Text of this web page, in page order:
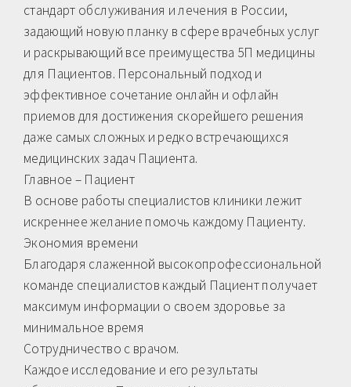
стандарт обслуживания и лечения в России,
задающий новую планку в сфере врачебных услуг
и раскрывающий все преимущества 5П медицины
для Пациентов. Персональный подход и
эффективное сочетание онлайн и офлайн
приемов для достижения скорейшего решения
даже самых сложных и редко встречающихся
медицинских задач Пациента.
Главное – Пациент
В основе работы специалистов клиники лежит
искреннее желание помочь каждому Пациенту.
Экономия времени
Благодаря слаженной высокопрофессиональной
команде специалистов каждый Пациент получает
максимум информации о своем здоровье за
минимальное время
Сотрудничество с врачом.
Каждое исследование и его результаты